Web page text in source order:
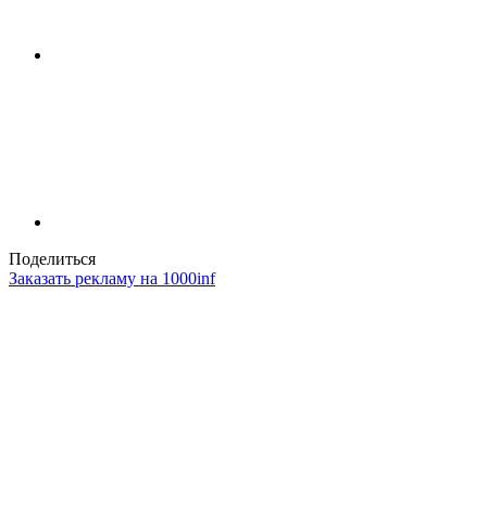
Поделиться
Заказать рекламу на 1000inf